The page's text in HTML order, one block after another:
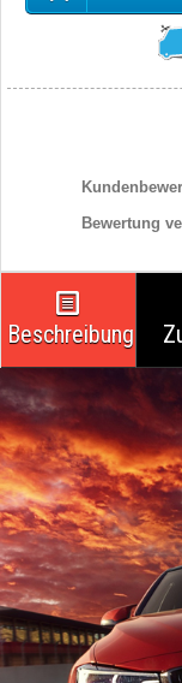
Bewertung
Beschreibung